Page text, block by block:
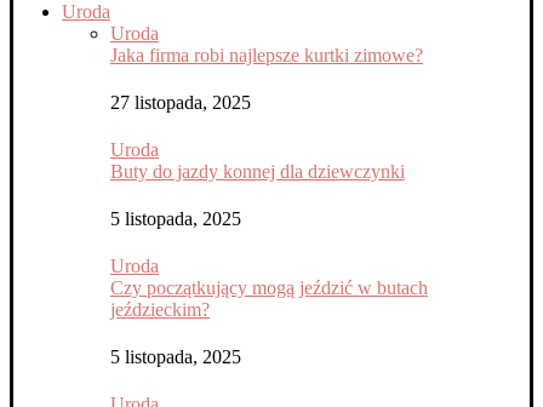
Uroda
Uroda
Jaka firma robi najlepsze kurtki zimowe?
27 listopada, 2025
Uroda
Buty do jazdy konnej dla dziewczynki
5 listopada, 2025
Uroda
Czy początkujący mogą jeździć w butach
jeździeckim?
5 listopada, 2025